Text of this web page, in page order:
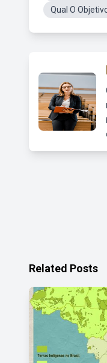
Qual O
Related Posts